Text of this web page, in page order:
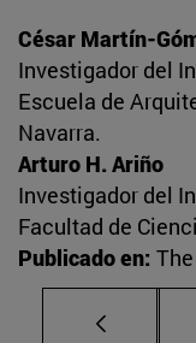
César Martín-
Investigador del
Escuela de
Navarra.
Arturo H. Ariño
Investigador del
Facultad de
Publicado en: